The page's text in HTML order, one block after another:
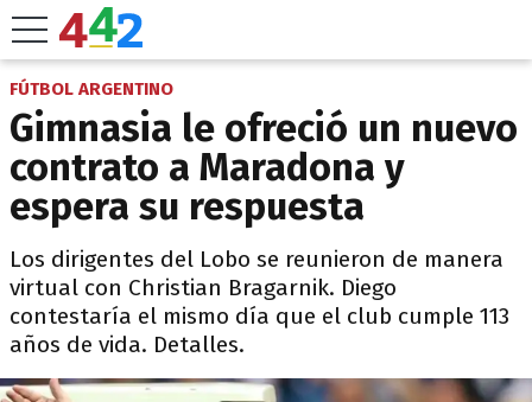
FÚTBOL ARGENTINO
Gimnasia le ofreció un nuevo
contrato a Maradona y
espera su respuesta
Los dirigentes del Lobo se reunieron de manera
virtual con Christian Bragarnik. Diego
contestaría el mismo día que el club cumple 113
años de vida. Detalles.